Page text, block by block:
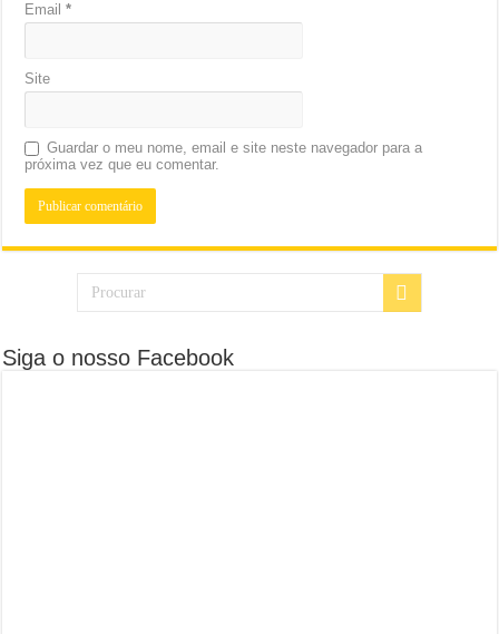
Email*
Site
Guardar o meu nome, email e site neste navegador para a
próxima vez que eu comentar.
Siga o nosso Facebook